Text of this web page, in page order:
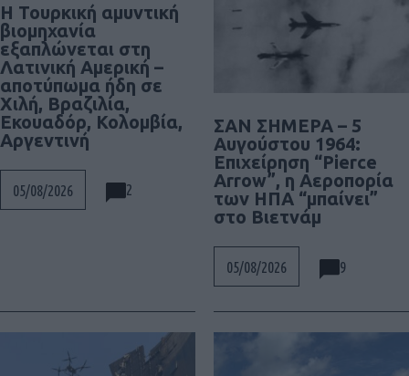
Η Τουρκική αμυντική
βιομηχανία
εξαπλώνεται στη
Λατινική Αμερική –
αποτύπωμα ήδη σε
Χιλή, Βραζιλία,
Εκουαδόρ, Κολομβία,
Αργεντινή
05/08/2026 2
ΣΑΝ ΣΗΜΕΡΑ – 5
Αυγούστου 1964:
Επιχείρηση “Pierce
Arrow”, η Αεροπορία
των ΗΠΑ “μπαίνει”
στο Βιετνάμ
05/08/2026 9